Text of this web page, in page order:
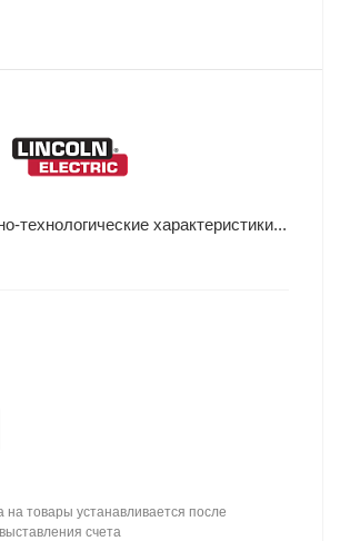
технологические характеристики...
на товары устанавливается после
счета